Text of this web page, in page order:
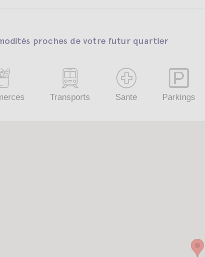
proches de votre futur quartier
Transports Sante Parkings